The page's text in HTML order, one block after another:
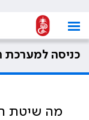
כניסה למערכת
מה שיטת